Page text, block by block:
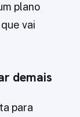
plano
vai
demais
para